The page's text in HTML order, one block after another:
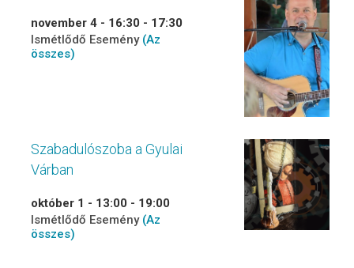
november 4 - 16:30 - 17:30
Ismétlődő Esemény (Az
összes)
Szabadulószoba a Gyulai
Várban
október 1 - 13:00 - 19:00
Ismétlődő Esemény (Az
összes)